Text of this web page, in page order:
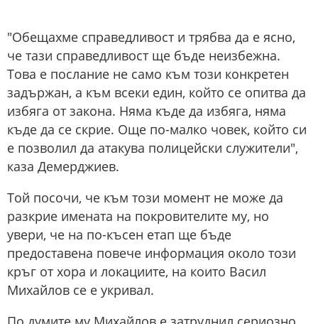
"Обещахме справедливост и трябва да е ясно,
че тази справедливост ще бъде неизбежна.
Това е послание не само към този конкретен
задържан, а към всеки един, който се опитва да
избяга от закона. Няма къде да избяга, няма
къде да се скрие. Още по-малко човек, който си
е позволил да атакува полицейски служители",
каза Демерджиев.
Той посочи, че към този момент не може да
разкрие имената на покровителите му, но
увери, че на по-късен етап ще бъде
предоставена повече информация около този
кръг от хора и локациите, на които Васил
Михайлов се е укривал.